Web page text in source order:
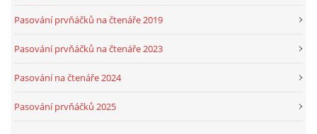
Pasování prvňáčků na čtenáře 2019
Pasování prvňáčků na čtenáře 2023
Pasování na čtenáře 2024
Pasování prvňáčků 2025